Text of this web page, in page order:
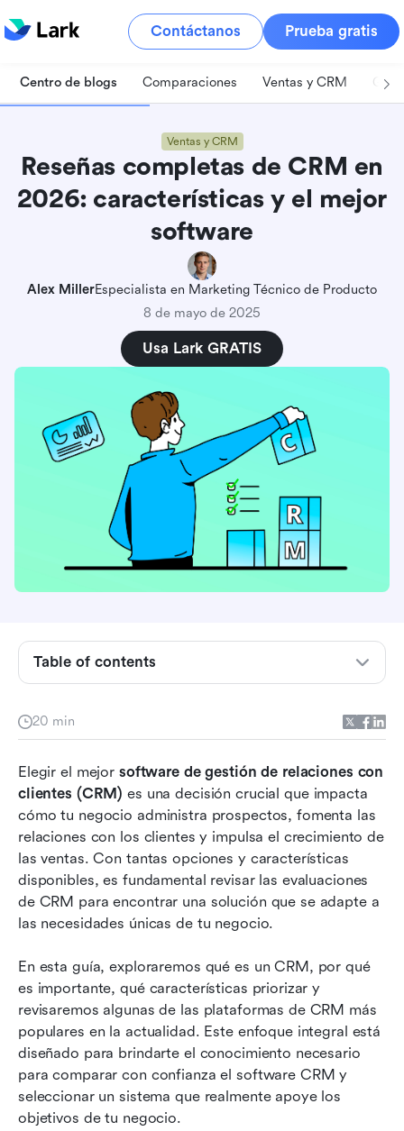
Contáctanos Prueba gratis
Centro de blogs Comparaciones Ventas y CRM
Ventas y CRM
Reseñas completas de CRM en
2026: características y el mejor
software
Alex MillerEspecialista en Marketing Técnico de Producto
8 de mayo de 2025
Usa Lark GRATIS
20 min
Elegir el mejor software de gestión de relaciones con
clientes (CRM) es una decisión crucial que impacta
cómo tu negocio administra prospectos, fomenta las
relaciones con los clientes y impulsa el crecimiento de
las ventas. Con tantas opciones y características
disponibles, es fundamental revisar las evaluaciones
de CRM para encontrar una solución que se adapte a
las necesidades únicas de tu negocio.
En esta guía, exploraremos qué es un CRM, por qué
es importante, qué características priorizar y
revisaremos algunas de las plataformas de CRM más
populares en la actualidad. Este enfoque integral está
diseñado para brindarte el conocimiento necesario
para comparar con confianza el software CRM y
seleccionar un sistema que realmente apoye los
objetivos de tu negocio.
Table of contents
Características imprescindibles a considerar en
un CRM
Reseñas de los mejores software CRM:
Las mejores soluciones CRM todo en uno
Ideal para pequeñas y medianas empresas
Ideal para organizaciones a nivel empresarial
Mejor CRM para la gestión de proyectos de
ventas
de manera efectiva
Consideraciones de seguridad, privacidad de
datos y cumplimiento en el software CRM
Preguntas frecuentes
Conclusión: Tomar una decisión informada con
las reseñas de CRM